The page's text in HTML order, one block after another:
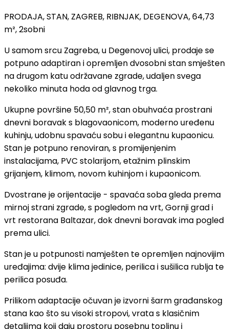
PRODAJA, STAN, ZAGREB, RIBNJAK, DEGENOVA, 64,73
m², 2sobni
U samom srcu Zagreba, u Degenovoj ulici, prodaje se
potpuno adaptiran i opremljen dvosobni stan smješten
na drugom katu održavane zgrade, udaljen svega
nekoliko minuta hoda od glavnog trga.
Ukupne površine 50,50 m², stan obuhvaća prostrani
dnevni boravak s blagovaonicom, moderno uređenu
kuhinju, udobnu spavaću sobu i elegantnu kupaonicu.
Stan je potpuno renoviran, s promijenjenim
instalacijama, PVC stolarijom, etažnim plinskim
grijanjem, klimom, novom kuhinjom i kupaonicom.
Dvostrane je orijentacije - spavaća soba gleda prema
mirnoj strani zgrade, s pogledom na vrt, Gornji grad i
vrt restorana Baltazar, dok dnevni boravak ima pogled
prema ulici.
Stan je u potpunosti namješten te opremljen najnovijim
uređajima: dvije klima jedinice, perilica i sušilica rublja te
perilica posuđa.
Prilikom adaptacije očuvan je izvorni šarm građanskog
stana kao što su visoki stropovi, vrata s klasičnim
detaljima koji daju prostoru posebnu toplinu i